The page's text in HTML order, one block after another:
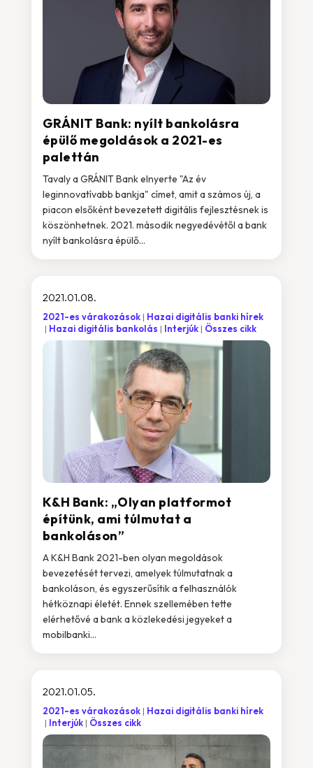
GRÁNIT Bank: nyílt bankolásra
épülő megoldások a 2021-es
palettán
Tavaly a GRÁNIT Bank elnyerte "Az év
leginnovatívabb bankja" címet, amit a számos új, a
piacon elsőként bevezetett digitális fejlesztésnek is
köszönhetnek. 2021. második negyedévétől a bank
nyílt bankolásra épülő...
K&H Bank: „Olyan platformot
építünk, ami túlmutat a
bankoláson”
2021.01.08.
2021-es várakozások
Hazai digitális banki hírek
Hazai digitális bankolás
Interjúk Összes cikk
A K&H Bank 2021-ben olyan megoldások
bevezetését tervezi, amelyek túlmutatnak a
bankoláson, és egyszerűsítik a felhasználók
hétköznapi életét. Ennek szellemében tette
elérhetővé a bank a közlekedési jegyeket a
mobilbanki...
2021.01.05.
2021-es várakozások
Hazai digitális banki hírek
Interjúk
Összes cikk